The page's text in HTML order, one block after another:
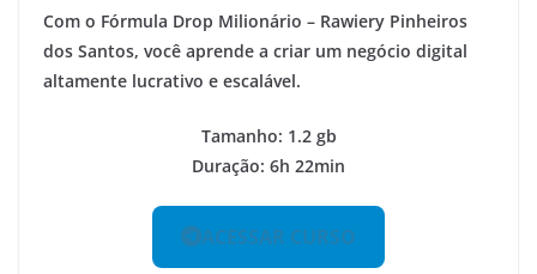
Com o Fórmula Drop Milionário – Rawiery Pinheiros
dos Santos, você aprende a criar um negócio digital
altamente lucrativo e escalável.
Tamanho: 1.2 gb
Duração: 6h 22min
ACESSAR CURSO